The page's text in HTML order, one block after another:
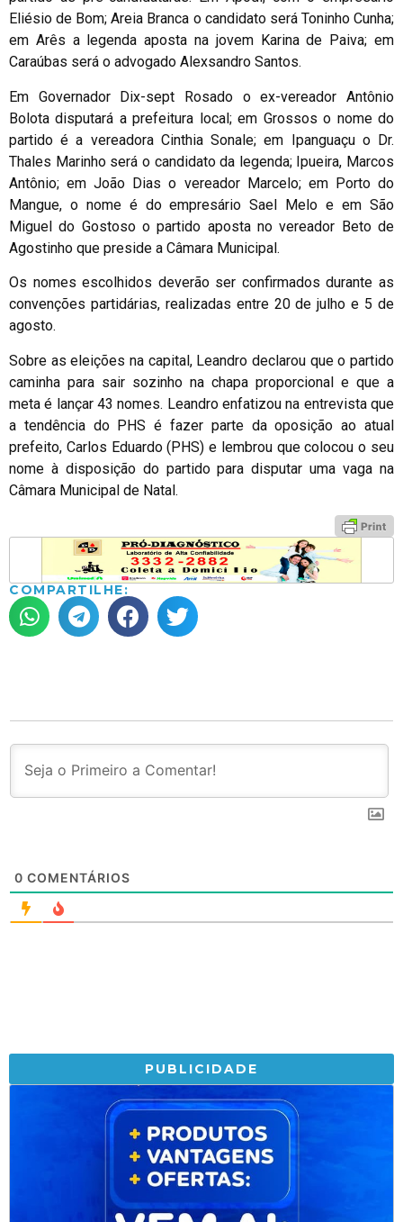
Eliésio de Bom; Areia Branca o candidato será Toninho Cunha;
em Arês a legenda aposta na jovem Karina de Paiva; em
Caraúbas será o advogado Alexsandro Santos.
Em Governador Dix-sept Rosado o ex-vereador Antônio
Bolota disputará a prefeitura local; em Grossos o nome do
partido é a vereadora Cinthia Sonale; em Ipanguaçu o Dr.
Thales Marinho será o candidato da legenda; Ipueira, Marcos
Antônio; em João Dias o vereador Marcelo; em Porto do
Mangue, o nome é do empresário Sael Melo e em São
Miguel do Gostoso o partido aposta no vereador Beto de
Agostinho que preside a Câmara Municipal.
Os nomes escolhidos deverão ser confirmados durante as
convenções partidárias, realizadas entre 20 de julho e 5 de
agosto.
Sobre as eleições na capital, Leandro declarou que o partido
caminha para sair sozinho na chapa proporcional e que a
meta é lançar 43 nomes. Leandro enfatizou na entrevista que
a tendência do PHS é fazer parte da oposição ao atual
prefeito, Carlos Eduardo (PHS) e lembrou que colocou o seu
nome à disposição do partido para disputar uma vaga na
Câmara Municipal de Natal.
COMPARTILHE:
0 COMENTÁRIOS
PUBLICIDADE